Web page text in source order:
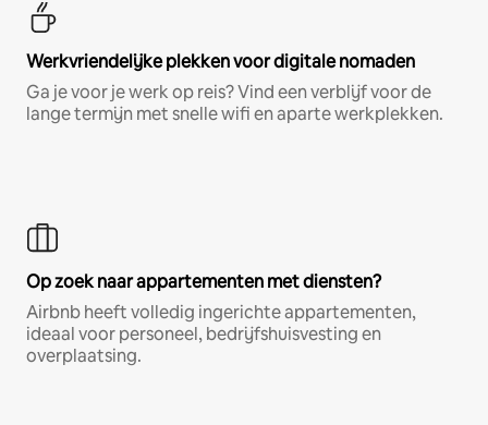
Werkvriendelijke plekken voor digitale nomaden
Ga je voor je werk op reis? Vind een verblijf voor de
lange termijn met snelle wifi en aparte werkplekken.
Op zoek naar appartementen met diensten?
Airbnb heeft volledig ingerichte appartementen,
ideaal voor personeel, bedrijfshuisvesting en
overplaatsing.